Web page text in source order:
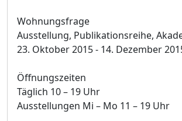
Wohnungsfrage
Ausstellung, Publikationsreihe,
23. Oktober 2015 - 14. Dezember
Öffnungszeiten
Täglich 10 – 19 Uhr
Ausstellungen Mi – Mo 11 – 19 Uhr